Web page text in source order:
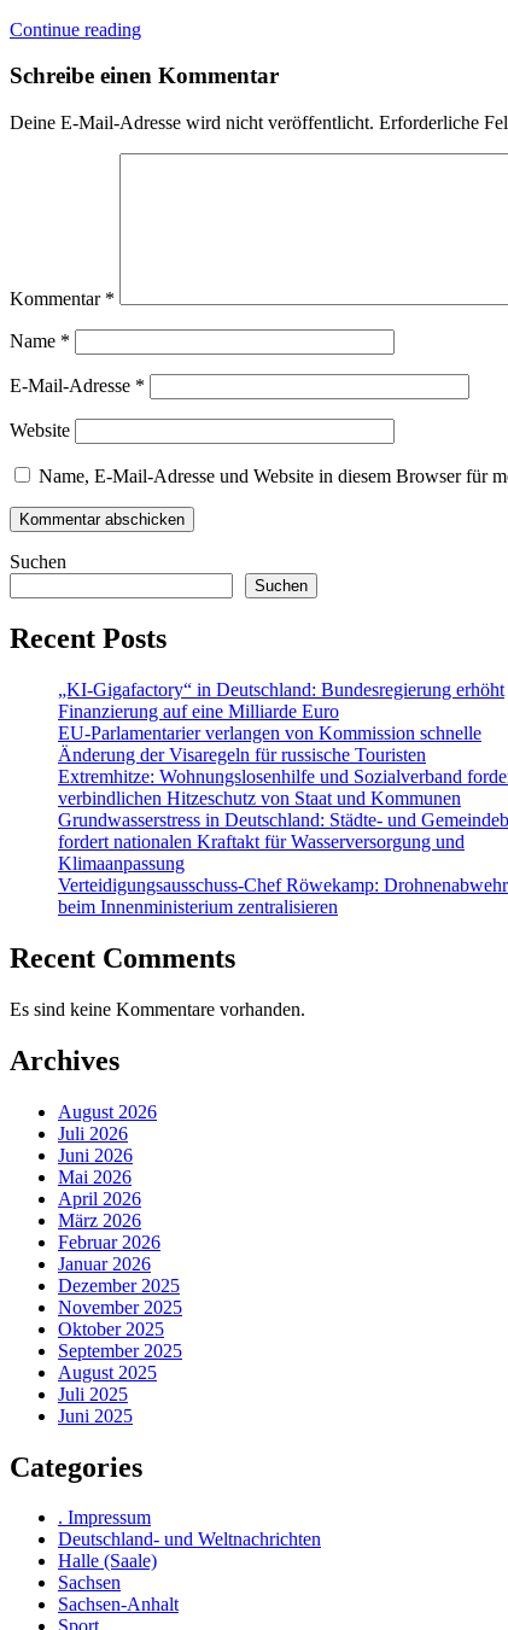
Continue reading
Schreibe einen Kommentar
Deine E-Mail-Adresse wird nicht veröffentlicht. Erforderliche
Kommentar *
Name *
E-Mail-Adresse *
Website
Name, E-Mail-Adresse und Website in diesem Browser für
Suchen
Suchen
Recent Posts
„KI-Gigafactory“ in Deutschland: Bundesregierung erhöht
Finanzierung auf eine Milliarde Euro
EU-Parlamentarier verlangen von Kommission schnelle
Änderung der Visaregeln für russische Touristen
Extremhitze: Wohnungslosenhilfe und Sozialverband
verbindlichen Hitzeschutz von Staat und Kommunen
Grundwasserstress in Deutschland: Städte- und
fordert nationalen Kraftakt für Wasserversorgung und
Klimaanpassung
Verteidigungsausschuss-Chef Röwekamp: Drohnenabwehr
beim Innenministerium zentralisieren
Recent Comments
Es sind keine Kommentare vorhanden.
Archives
August 2026
Juli 2026
Juni 2026
Mai 2026
April 2026
März 2026
Februar 2026
Januar 2026
Dezember 2025
November 2025
Oktober 2025
September 2025
August 2025
Juli 2025
Juni 2025
Categories
. Impressum
Deutschland- und Weltnachrichten
Halle (Saale)
Sachsen
Sachsen-Anhalt